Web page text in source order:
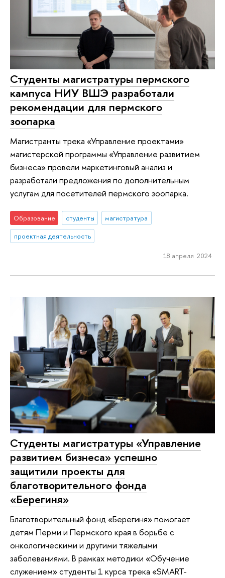
Студенты магистратуры пермского
кампуса НИУ ВШЭ разработали
рекомендации для пермского
зоопарка
Магистранты трека «Управление проектами»
магистерской программы «Управление развитием
бизнеса» провели маркетинговый анализ и
разработали предложения по дополнительным
услугам для посетителей пермского зоопарка.
Образование студенты
магистратура
проектная деятельность
18 апреля 2024
Студенты магистратуры «Управление
развитием бизнеса» успешно
защитили проекты для
благотворительного фонда
«Берегиня»
Благотворительный фонд «Берегиня» помогает
детям Перми и Пермского края в борьбе с
онкологическими и другими тяжелыми
заболеваниями. В рамках методики «Обучение
служением» студенты 1 курса трека «SMART-